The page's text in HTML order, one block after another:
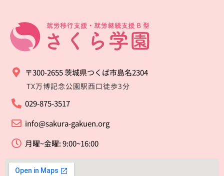
〒300-2655 茨城県つくば市島名2304
TX万博記念公園駅西口徒歩3分
029-875-3517
info@sakura-gakuen.org
月曜~金曜: 9:00~16:00